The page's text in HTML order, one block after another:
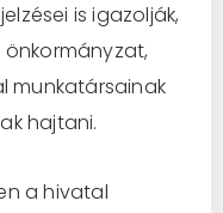
is igazolják,
munkatársainak
hajtani.
a hivatal